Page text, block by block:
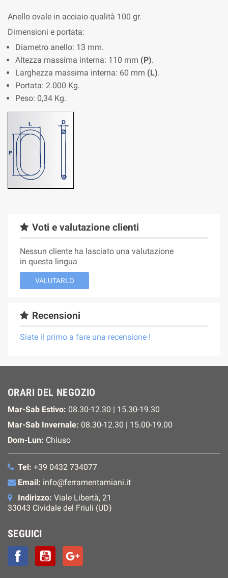
Anello ovale in acciaio qualità 100 gr.
Dimensioni e portata:
Diametro anello: 13 mm.
Altezza massima interna: 110 mm (P).
Larghezza massima interna: 60 mm (L).
Portata: 2.000 Kg.
Peso: 0,34 Kg.
Voti e valutazione clienti
Nessun cliente ha lasciato una valutazione
in questa lingua
VALUTARLO
Recensioni
Siate il primo a fare una recensione !
ORARI DEL NEGOZIO
Mar-Sab Estivo: 08.30-12.30 | 15.30-19.30
Mar-Sab Invernale: 08.30-12.30 | 15.00-19.00
Dom-Lun: Chiuso
Tel: +39 0432 734077
Email: info@ferramentamiani.it
Indirizzo: Viale Libertà, 21
33043 Cividale del Friuli (UD)
SEGUICI
FacebookYouTube